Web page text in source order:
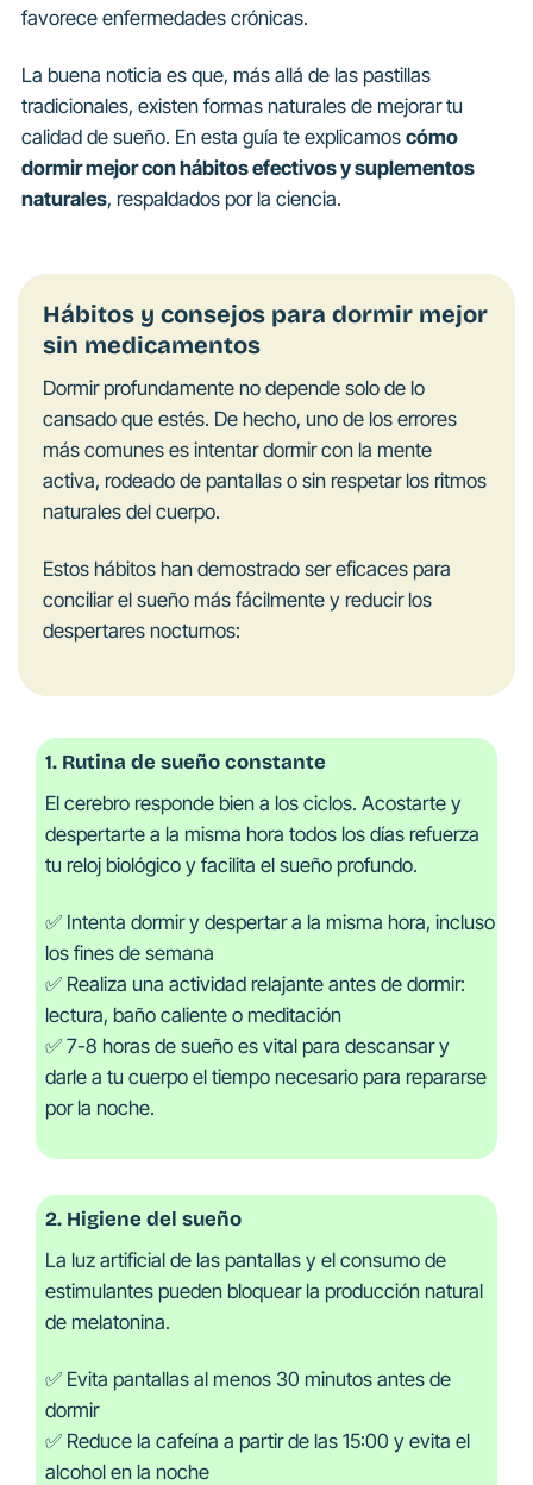
favorece enfermedades crónicas.
La buena noticia es que, más allá de las pastillas
tradicionales, existen formas naturales de mejorar tu
calidad de sueño. En esta guía te explicamoscómo
dormir mejor con hábitos efectivos y suplementos
naturales, respaldados por la ciencia.
Hábitos y consejos para dormir mejor
sin medicamentos
Dormir profundamente no depende solo de lo
cansado que estés. De hecho, uno de los errores
más comunes es intentar dormir con la mente
activa, rodeado de pantallas o sin respetar los ritmos
naturales del cuerpo.
Estos hábitos han demostrado ser eficaces para
conciliar el sueño más fácilmente y reducir los
despertares nocturnos:
1. Rutina de sueño constante
El cerebro responde bien a los ciclos. Acostarte y
despertarte a la misma hora todos los días refuerza
tu reloj biológico y facilita el sueño profundo.
✅ Intenta dormir y despertar a la misma hora, incluso
los fines de semana
✅ Realiza una actividad relajante antes de dormir:
lectura, baño caliente o meditación
✅ 7-8 horas de sueño es vital para descansar y
darle a tu cuerpo el tiempo necesario para repararse
por la noche.
2. Higiene del sueño
La luz artificial de las pantallas y el consumo de
estimulantes pueden bloquear la producción natural
de melatonina.
✅ Evita pantallas al menos 30 minutos antes de
dormir
✅ Reduce la cafeína a partir de las 15:00 y evita el
alcohol en la noche